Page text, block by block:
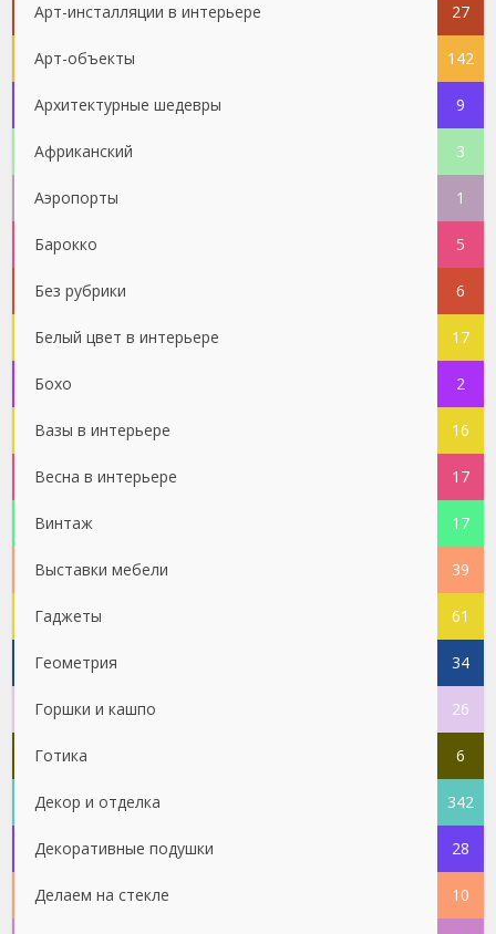
Арт-инсталляции в интерьере 27
Арт-объекты 142
Архитектурные шедевры 9
Африканский 3
Аэропорты 1
Барокко 5
Без рубрики 6
Белый цвет в интерьере 17
Бохо 2
Вазы в интерьере 16
Весна в интерьере 17
Винтаж 17
Выставки мебели 39
Гаджеты 61
Геометрия 34
Горшки и кашпо 26
Готика 6
Декор и отделка 342
Декоративные подушки 28
Делаем на стекле 10